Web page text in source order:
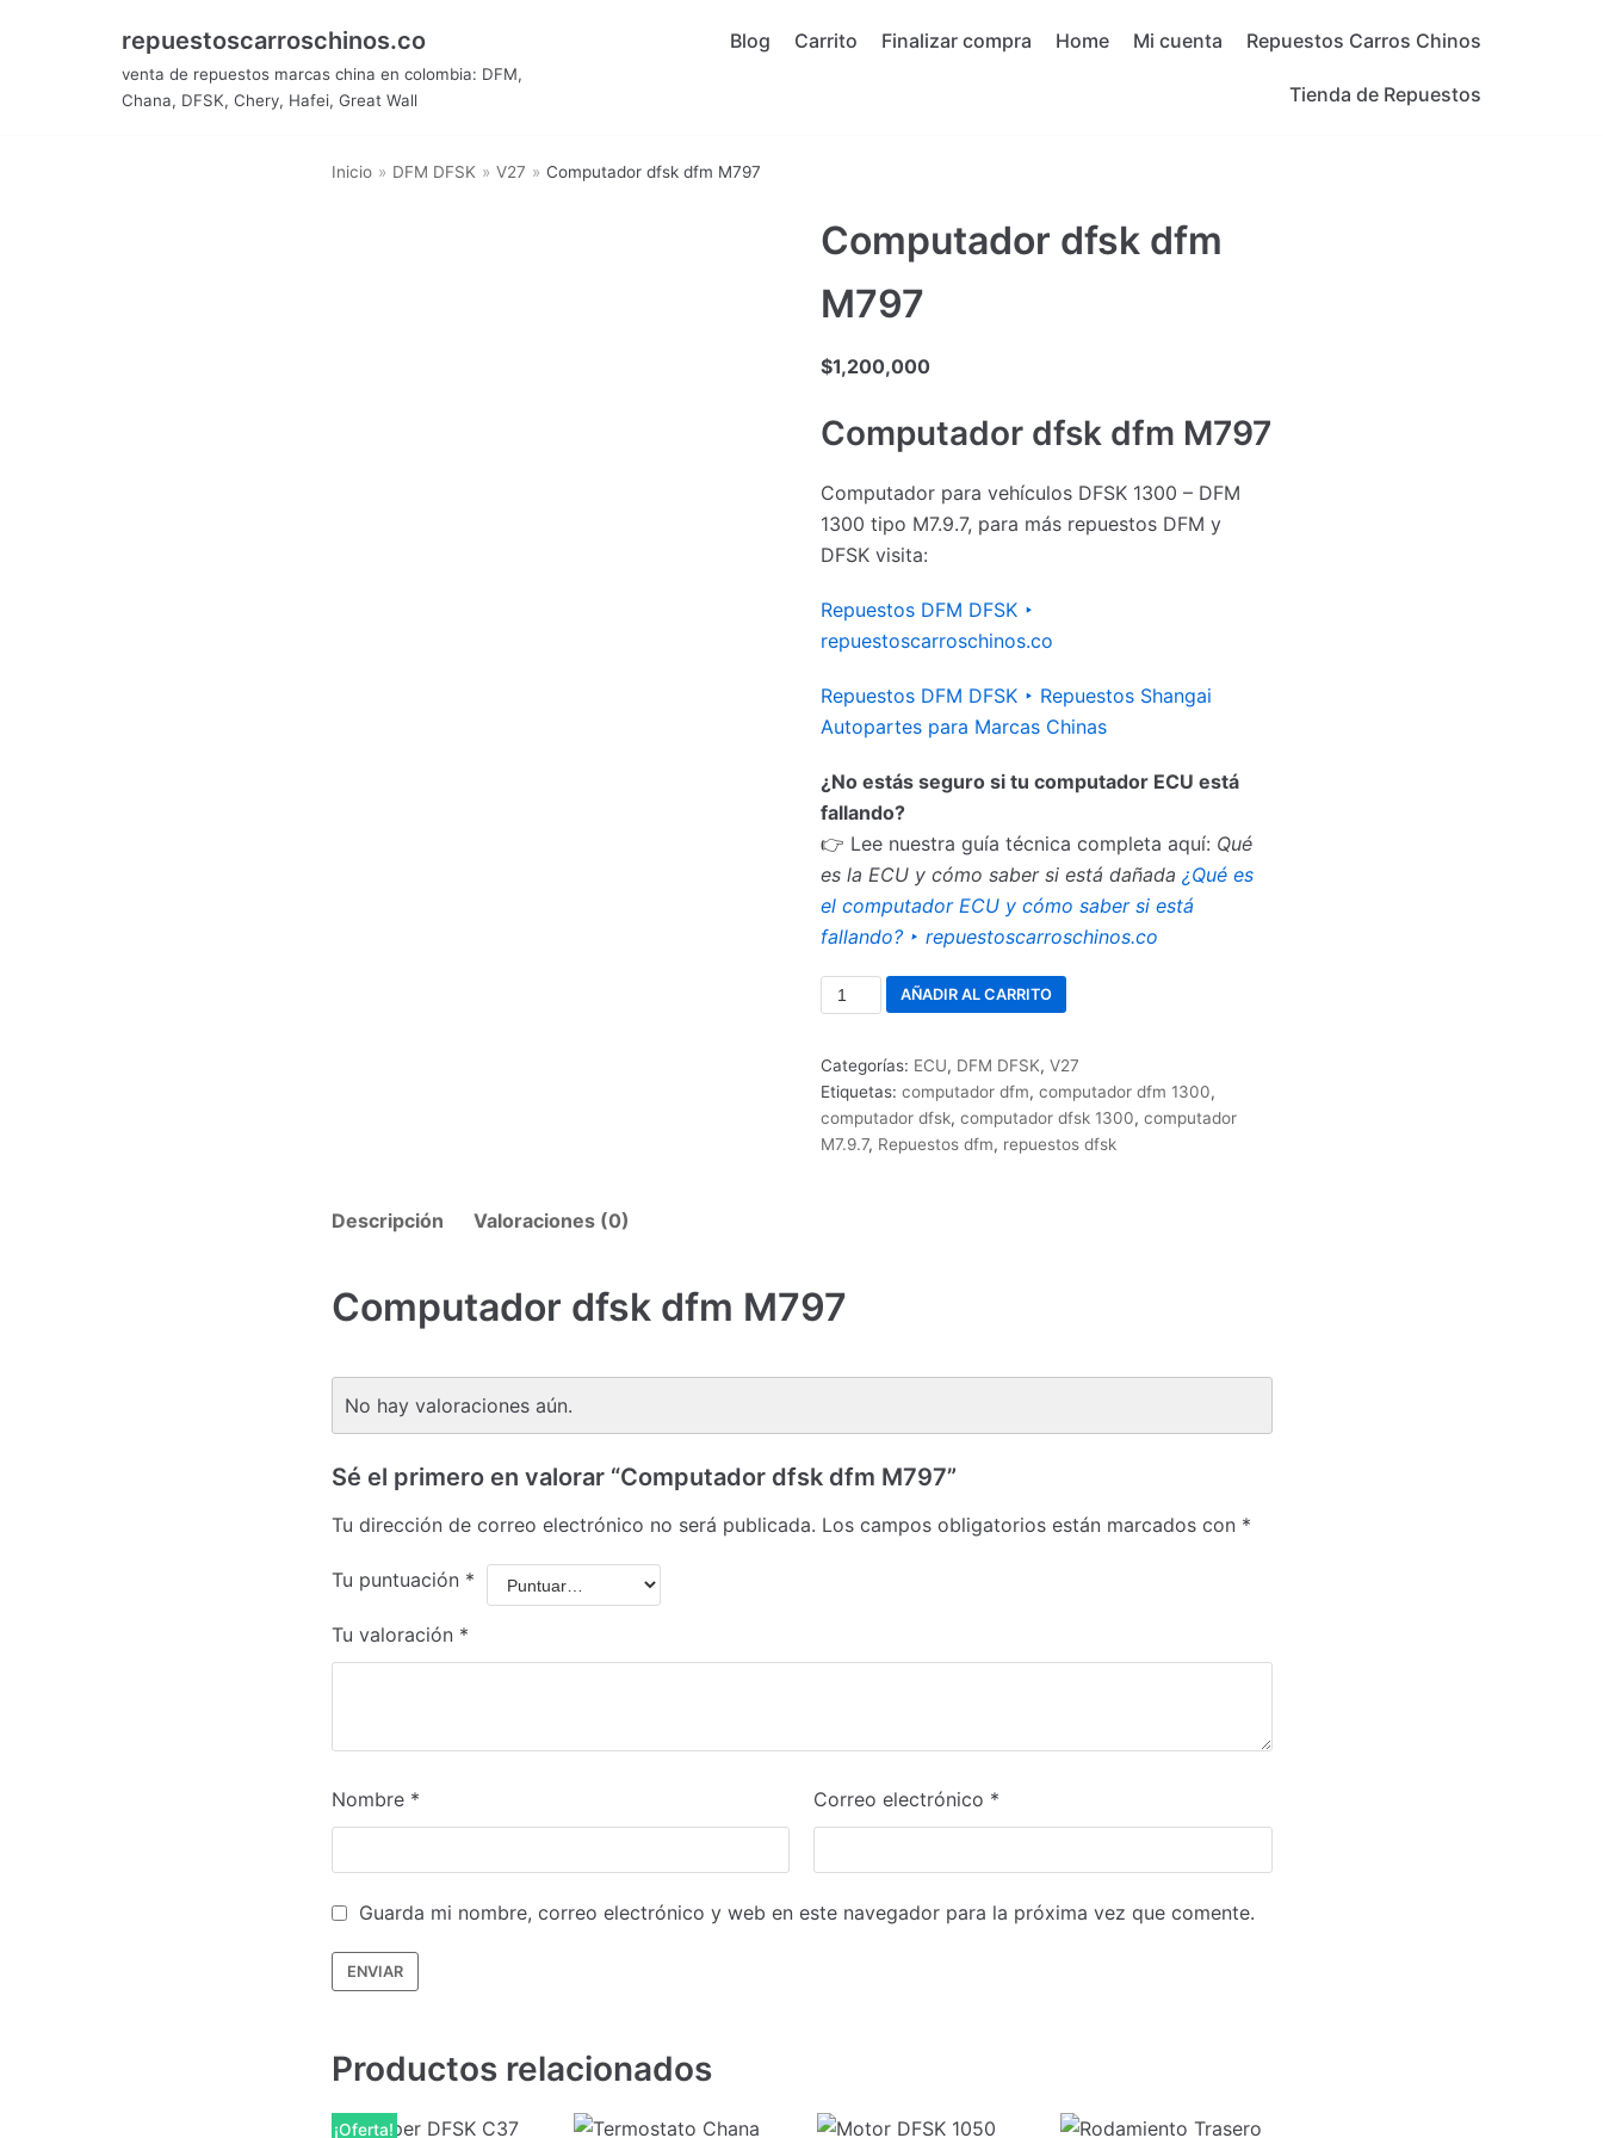
repuestoscarroschinos.co
venta de repuestos marcas china en colombia: DFM,
Chana, DFSK, Chery, Hafei, Great Wall
Blog Carrito Finalizar compra Home Mi cuenta Repuestos Carros Chinos
Tienda de Repuestos
Inicio » DFM DFSK » V27 » Computador dfsk dfm M797
Computador dfsk dfm
M797
$1,200,000
Computador dfsk dfm M797
Computador para vehículos DFSK 1300 – DFM
1300 tipo M7.9.7, para más repuestos DFM y
DFSK visita:
Repuestos DFM DFSK ‣
repuestoscarroschinos.co
Repuestos DFM DFSK ‣ Repuestos Shangai
Autopartes para Marcas Chinas
¿No estás seguro si tu computador ECU está
fallando?
👉 Lee nuestra guía técnica completa aquí: Qué
es la ECU y cómo saber si está dañada ¿Qué es
el computador ECU y cómo saber si está
fallando? ‣ repuestoscarroschinos.co
AÑADIR AL CARRITO
Categorías: ECU, DFM DFSK, V27
Etiquetas: computador dfm, computador dfm 1300,
computador dfsk, computador dfsk 1300, computador
M7.9.7, Repuestos dfm, repuestos dfsk
Descripción Valoraciones (0)
Computador dfsk dfm M797
No hay valoraciones aún.
Sé el primero en valorar “Computador dfsk dfm M797”
Tu dirección de correo electrónico no será publicada. Los campos obligatorios están marcados con *
Tu puntuación *
Tu valoración *
Nombre * Correo electrónico *
Guarda mi nombre, correo electrónico y web en este navegador para la próxima vez que comente.
Productos relacionados
¡Oferta!